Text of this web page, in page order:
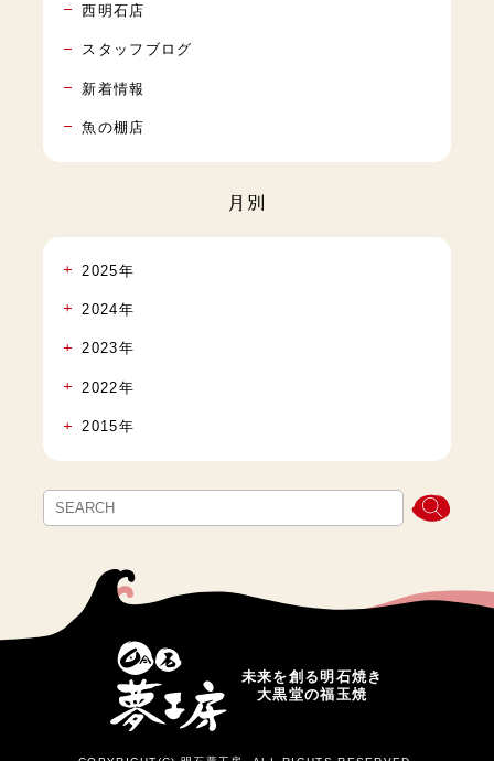
西明石店
スタッフブログ
新着情報
魚の棚店
月別
2025年
2024年
2023年
2022年
2015年
未来を創る明石焼き
大黒堂の福玉焼